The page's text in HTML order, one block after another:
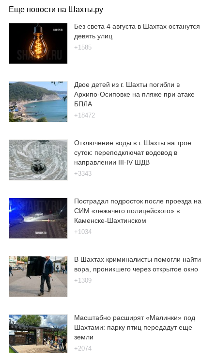
Еще новости на Шахты.ру
Без света 4 августа в Шахтах останутся
девять улиц
+1585
Двое детей из г. Шахты погибли в
Архипо-Осиповке на пляже при атаке
БПЛА
+18472
Отключение воды в г. Шахты на трое
суток: переподключат водовод в
направлении III-IV ШДВ
+3343
Пострадал подросток после проезда на
СИМ «лежачего полицейского» в
Каменске-Шахтинском
+1034
В Шахтах криминалисты помогли найти
вора, проникшего через открытое окно
+1309
Масштабно расширят «Малинки» под
Шахтами: парку птиц передадут еще
земли
+2074